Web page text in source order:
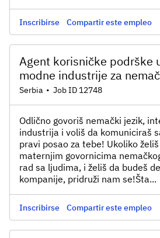
Inscribirse Compartir este empleo
Agent korisničke podrške
modne industrije za
Serbia • Job ID 12748
Odlično govoriš nemački jezik,
industrija i voliš da komuniciraš
pravi posao za tebe! Ukoliko
maternjim govornicima
rad sa ljudima, i želiš da budeš
kompanije, pridruži nam se!Šta...
Inscribirse Compartir este empleo